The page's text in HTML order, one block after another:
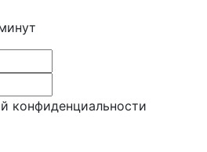
конфиденциальности